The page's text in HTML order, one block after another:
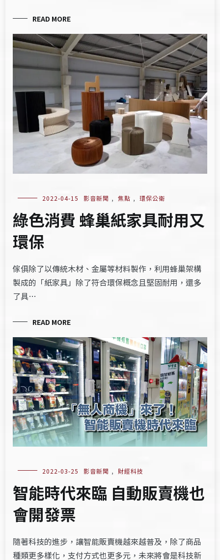
READ MORE
2022-04-15 影音新聞 , 焦點 , 環保公衛
綠色消費 蜂巢紙家具耐用又
環保
傢俱除了以傳統木材、金屬等材料製作，利用蜂巢架構
製成的「紙家具」除了符合環保概念且堅固耐用，還多
了具…
READ MORE
2022-03-25 影音新聞 , 財經科技
智能時代來臨 自動販賣機也
會開發票
隨著科技的進步，讓智能販賣機越來越普及，除了商品
種類更多樣化，支付方式也更多元，未來將會是科技新